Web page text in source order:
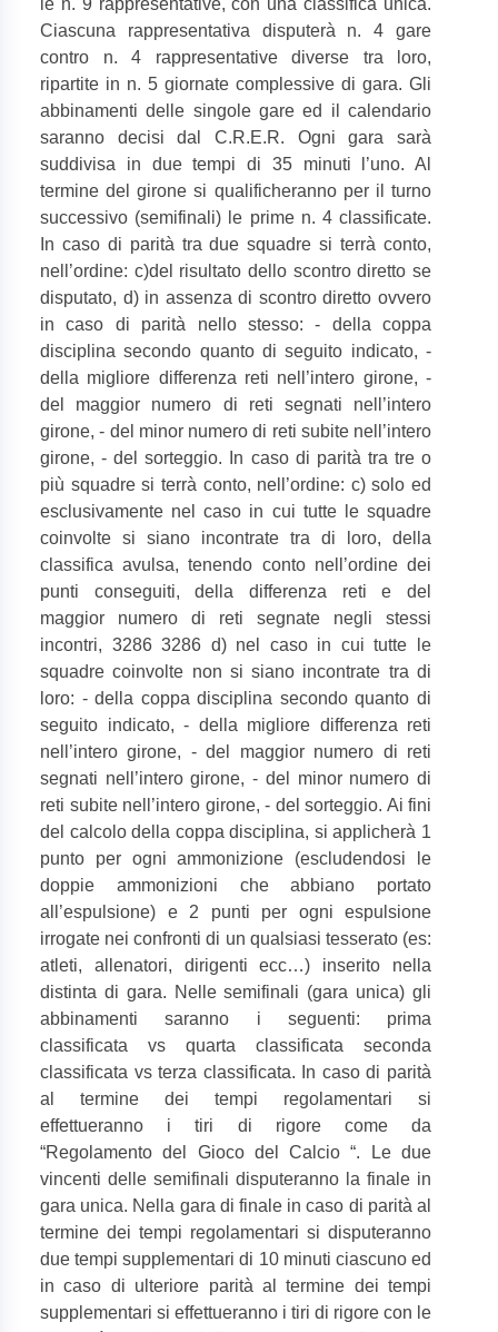
le n. 9 rappresentative, con una classifica unica.
Ciascuna rappresentativa disputerà n. 4 gare
contro n. 4 rappresentative diverse tra loro,
ripartite in n. 5 giornate complessive di gara. Gli
abbinamenti delle singole gare ed il calendario
saranno decisi dal C.R.E.R. Ogni gara sarà
suddivisa in due tempi di 35 minuti l’uno. Al
termine del girone si qualificheranno per il turno
successivo (semifinali) le prime n. 4 classificate.
In caso di parità tra due squadre si terrà conto,
nell’ordine: c)del risultato dello scontro diretto se
disputato, d) in assenza di scontro diretto ovvero
in caso di parità nello stesso: - della coppa
disciplina secondo quanto di seguito indicato, -
della migliore differenza reti nell’intero girone, -
del maggior numero di reti segnati nell’intero
girone, - del minor numero di reti subite nell’intero
girone, - del sorteggio. In caso di parità tra tre o
più squadre si terrà conto, nell’ordine: c) solo ed
esclusivamente nel caso in cui tutte le squadre
coinvolte si siano incontrate tra di loro, della
classifica avulsa, tenendo conto nell’ordine dei
punti conseguiti, della differenza reti e del
maggior numero di reti segnate negli stessi
incontri, 3286 3286 d) nel caso in cui tutte le
squadre coinvolte non si siano incontrate tra di
loro: - della coppa disciplina secondo quanto di
seguito indicato, - della migliore differenza reti
nell’intero girone, - del maggior numero di reti
segnati nell’intero girone, - del minor numero di
reti subite nell’intero girone, - del sorteggio. Ai fini
del calcolo della coppa disciplina, si applicherà 1
punto per ogni ammonizione (escludendosi le
doppie ammonizioni che abbiano portato
all’espulsione) e 2 punti per ogni espulsione
irrogate nei confronti di un qualsiasi tesserato (es:
atleti, allenatori, dirigenti ecc…) inserito nella
distinta di gara. Nelle semifinali (gara unica) gli
abbinamenti saranno i seguenti: prima
classificata vs quarta classificata seconda
classificata vs terza classificata. In caso di parità
al termine dei tempi regolamentari si
effettueranno i tiri di rigore come da
“Regolamento del Gioco del Calcio “. Le due
vincenti delle semifinali disputeranno la finale in
gara unica. Nella gara di finale in caso di parità al
termine dei tempi regolamentari si disputeranno
due tempi supplementari di 10 minuti ciascuno ed
in caso di ulteriore parità al termine dei tempi
supplementari si effettueranno i tiri di rigore con le